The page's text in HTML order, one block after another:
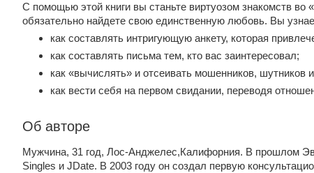
С помощью этой книги вы станьте виртуозом знакомств
обязательно найдете свою единственную любовь. Вы
как составлять интригующую анкету, которая
как составлять письма тем, кто вас заинтересовал;
как «вычислять» и отсеивать мошенников, шутников
как вести себя на первом свидании, переводя
Об авторе
Мужчина, 31 год, Лос-Анджелес,Калифорния. В прошлом
Singles и JDate. В 2003 году он создал первую